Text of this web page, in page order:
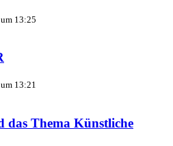
13:25
13:21
Thema Künstliche